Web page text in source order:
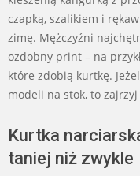
czapką, szalikiem i
zimę. Mężczyźni
ozdobny print – na
które zdobią kurtkę.
modeli na stok, to
Kurtka
taniej niż zwykle